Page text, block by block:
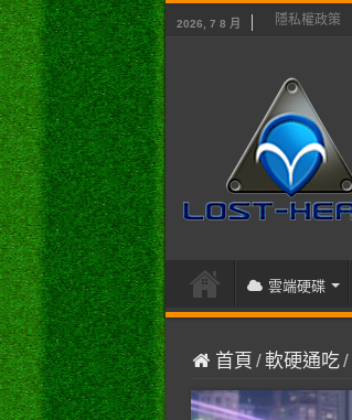
2026, 7 8 月 隱私權政策
雲端硬碟
首頁 /軟硬通吃/